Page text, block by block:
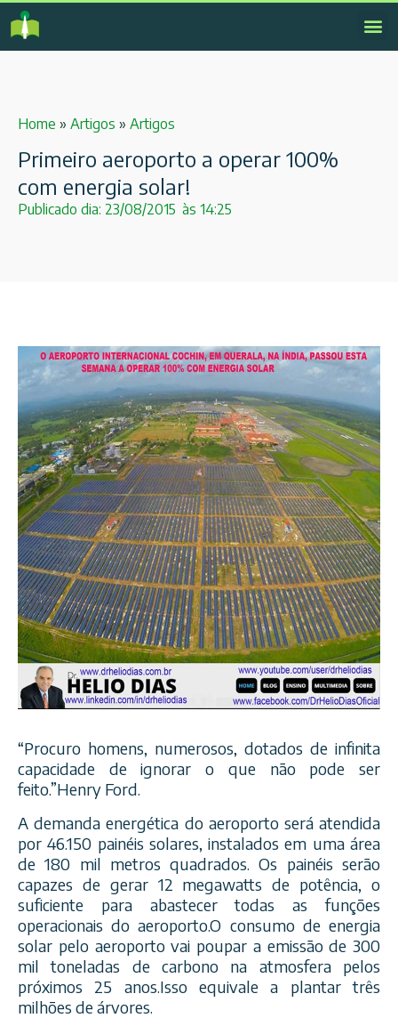
Home » Artigos » Artigos
Primeiro aeroporto a operar 100%
com energia solar!
Publicado dia: 23/08/2015 às 14:25
“Procuro homens, numerosos, dotados de infinita
capacidade de ignorar o que não pode ser
feito.”Henry Ford.
A demanda energética do aeroporto será atendida
por 46.150 painéis solares, instalados em uma área
de 180 mil metros quadrados. Os painéis serão
capazes de gerar 12 megawatts de potência, o
suficiente para abastecer todas as funções
operacionais do aeroporto.O consumo de energia
solar pelo aeroporto vai poupar a emissão de 300
mil toneladas de carbono na atmosfera pelos
próximos 25 anos.Isso equivale a plantar três
milhões de árvores.